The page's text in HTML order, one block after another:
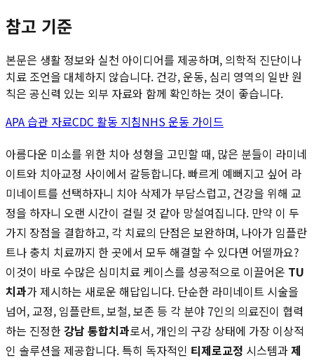
참고 기준
본문은 생활 정보와 실천 아이디어를 제공하며, 의학적 진단이나
치료 조언을 대체하지 않습니다. 건강, 운동, 심리 영역의 일반 원
칙은 공신력 있는 외부 자료와 함께 확인하는 것이 좋습니다.
APA 습관 자료CDC 활동 지침NHS 운동 가이드
아름다운 미소를 위한 치아 성형을 고민할 때, 많은 분들이 라미네
이트와 치아교정 사이에서 갈등합니다. 빠르게 예뻐지고 싶어 라
미네이트를 선택하자니 치아 삭제가 부담스럽고, 건강을 위해 교
정을 하자니 오랜 시간이 걸릴 것 같아 망설여집니다. 만약 이 두
가지 장점을 결합하고, 각 치료의 단점은 보완하며, 나아가 임플란
트나 충치 치료까지 한 곳에서 모두 해결할 수 있다면 어떨까요?
이것이 바로 수많은 심미치료 케이스를 성공적으로 이끌어온 TU
치과가 제시하는 새로운 해답입니다. 단순한 라미네이트 시술을
넘어, 교정, 임플란트, 보철, 보존 등 각 분야 7인의 의료진이 협력
하는 진정한강남 통합치과로서, 개인의 구강 상태에 가장 이상적
인 솔루션을 제공합니다. 특히 독자적인 티제로교정 시스템과제